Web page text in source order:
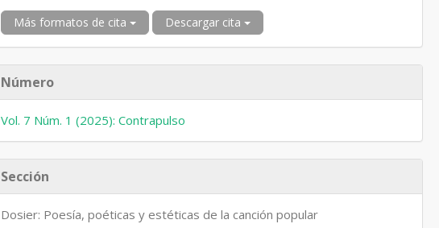
Más formatos de cita Descargar cita
Número
Vol. 7 Núm. 1 (2025): Contrapulso
Sección
Dosier: Poesía, poéticas y estéticas de la canción popular